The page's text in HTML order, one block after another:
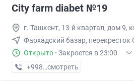
City farm diabet №19
г. Ташкент, 13-й квартал, дом 9,
Фархадский базар, перекресток
Открыто · Закроется в 23:00
+998 (95) XXX-XX-XX
смотреть